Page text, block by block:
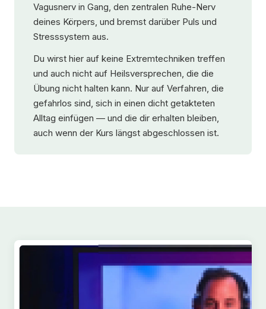
Vagusnerv in Gang, den zentralen Ruhe-Nerv
deines Körpers, und bremst darüber Puls und
Stresssystem aus.
Du wirst hier auf keine Extremtechniken treffen
und auch nicht auf Heilsversprechen, die die
Übung nicht halten kann. Nur auf Verfahren, die
gefahrlos sind, sich in einen dicht getakteten
Alltag einfügen — und die dir erhalten bleiben,
auch wenn der Kurs längst abgeschlossen ist.